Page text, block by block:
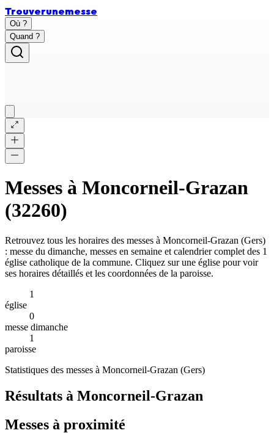
Trouverunemesse
Où ?
Quand ?
Messes à Moncorneil-Grazan
(32260)
Retrouvez tous les horaires des messes à Moncorneil-Grazan (Gers)
: messe du dimanche, messes en semaine et calendrier complet des 1
église catholique de la commune. Cliquez sur une église pour voir
ses horaires détaillés et les coordonnées de la paroisse.
1
église
0
messe dimanche
1
paroisse
Statistiques des messes à Moncorneil-Grazan (Gers)
Résultats à Moncorneil-Grazan
Messes à proximité